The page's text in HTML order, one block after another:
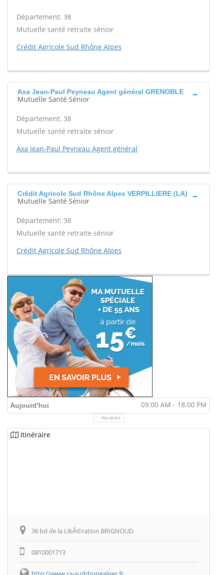
Département: 38
Mutuelle santé retraite sénior
Crédit Agricole Sud Rhône Alpes
Axa Jean-Paul Peyneau Agent général GRENOBLE
Mutuelle Santé Sénior
Département: 38
Mutuelle santé retraite sénior
Axa Jean-Paul Peyneau Agent général
Crédit Agricole Sud Rhône Alpes VERPILLIERE (LA)
Mutuelle Santé Sénior
Département: 38
Mutuelle santé retraite sénior
Crédit Agricole Sud Rhône Alpes
Aujourd'hui 09:00 AM - 18:00 PM
Horaires
Itinéraire
36 bd de la LibÃ©ration BRIGNOUD
0810001713